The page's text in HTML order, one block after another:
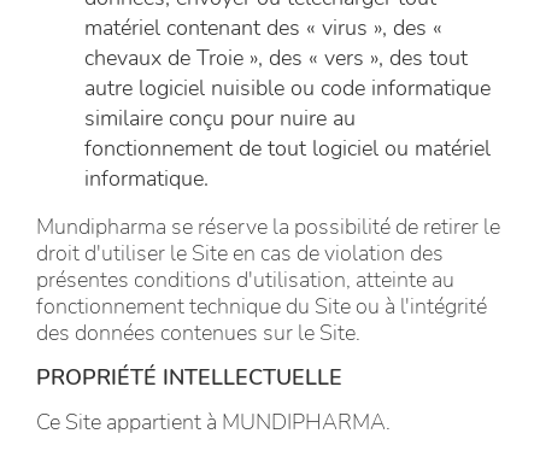
matériel contenant des « virus », des «
chevaux de Troie », des « vers », des tout
autre logiciel nuisible ou code informatique
similaire conçu pour nuire au
fonctionnement de tout logiciel ou matériel
informatique.
Mundipharma se réserve la possibilité de retirer le
droit d'utiliser le Site en cas de violation des
présentes conditions d'utilisation, atteinte au
fonctionnement technique du Site ou à l'intégrité
des données contenues sur le Site.
PROPRIÉTÉ INTELLECTUELLE
Ce Site appartient à MUNDIPHARMA.